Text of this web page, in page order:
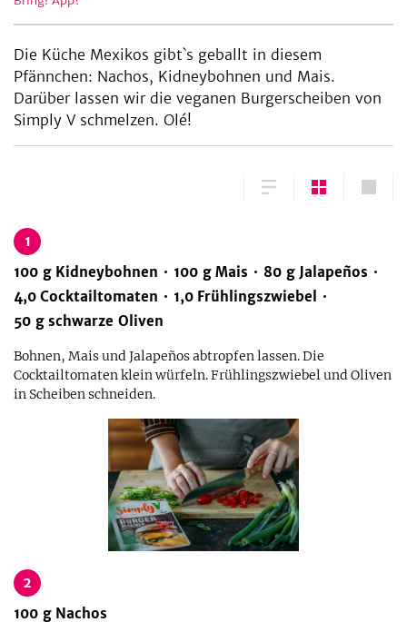
Die Küche Mexikos gibt`s geballt in diesem
Pfännchen: Nachos, Kidneybohnen und Mais.
Darüber lassen wir die veganen Burgerscheiben von
Simply V schmelzen. Olé!
1
100 g Kidneybohnen 100 g Mais 80 g Jalapeños
4,0 Cocktailtomaten 1,0 Frühlingszwiebel
50 g schwarze Oliven
Bohnen, Mais und Jalapeños abtropfen lassen. Die
Cocktailtomaten klein würfeln. Frühlingszwiebel und Oliven
in Scheiben schneiden.
2
100 g Nachos